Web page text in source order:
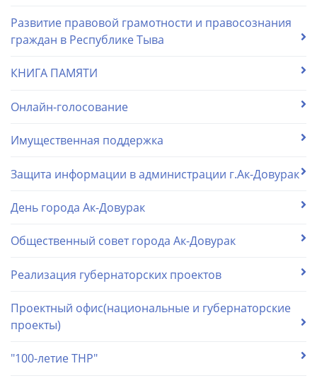
Развитие правовой грамотности и правосознания
граждан в Республике Тыва
КНИГА ПАМЯТИ
Онлайн-голосование
Имущественная поддержка
Защита информации в администрации г.Ак-Довурак
День города Ак-Довурак
Общественный совет города Ак-Довурак
Реализация губернаторских проектов
Проектный офис(национальные и губернаторские
проекты)
"100-летие ТНР"